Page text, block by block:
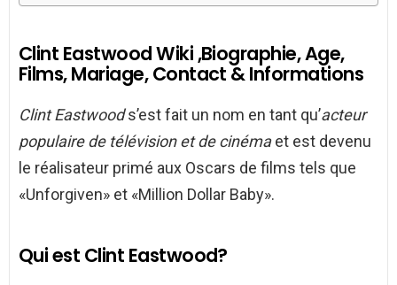
Clint Eastwood Wiki ,Biographie, Age,
Films, Mariage, Contact & Informations
Clint Eastwoods’est fait un nom en tant qu’acteur
populaire de télévision et de cinémaet est devenu
le réalisateur primé aux Oscars de films tels que
«Unforgiven» et «Million Dollar Baby».
Qui est Clint Eastwood?